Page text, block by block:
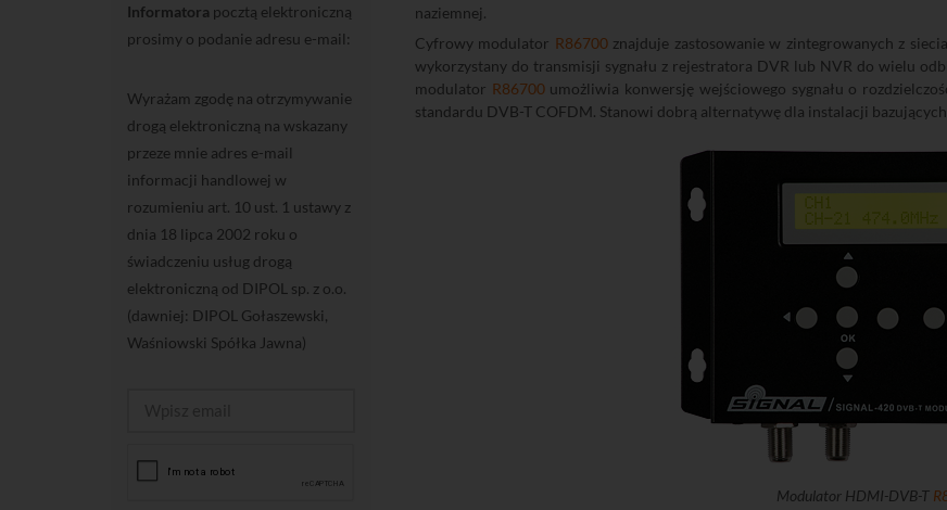
naziemnej.
Cyfrowy modulator R86700znajduje zastosowanie w zintegrowanych z
wykorzystany do transmisji sygnału z rejestratora DVR lub NVR do wielu
modulator R86700umożliwia konwersję wejściowego sygnału o
standardu DVB-T COFDM. Stanowi dobrą alternatywę dla instalacji
Modulator HDMI-DVB-T
Informatora pocztą elektroniczną
prosimy o podanie adresu e-mail:
Wyrażam zgodę na otrzymywanie
drogą elektroniczną na wskazany
przeze mnie adres e-mail
informacji handlowej w
rozumieniu art. 10 ust. 1 ustawy z
dnia 18 lipca 2002 roku o
świadczeniu usług drogą
elektroniczną od DIPOL sp. z o.o.
(dawniej: DIPOL Gołaszewski,
Waśniowski Spółka Jawna)